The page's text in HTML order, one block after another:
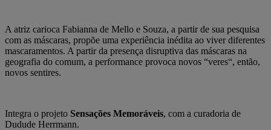
A atriz carioca Fabianna de Mello e Souza, a partir de sua pesquisa
com as máscaras, propõe uma experiência inédita ao viver diferentes
mascaramentos. A partir da presença disruptiva das máscaras na
geografia do comum, a performance provoca novos “veres“, então,
novos sentires.
Integra o projeto Sensações Memoráveis, com a curadoria de
Dudude Herrmann.